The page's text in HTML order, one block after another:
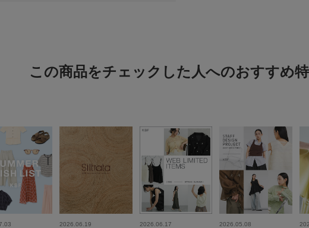
この商品をチェックした人へのおすすめ
2026.06.19 2026.06.17 2026.05.08